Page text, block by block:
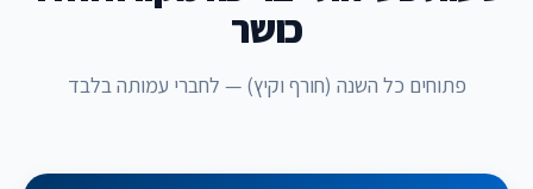
כושר
פתוחים כל השנה (חורף וקיץ) — לחברי עמותה בלבד